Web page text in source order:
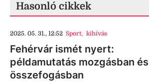
Hasonló cikkek
2025. 05. 31., 12:52 Sport, kihívás
Fehérvár ismét nyert:
példamutatás mozgásban és
összefogásban